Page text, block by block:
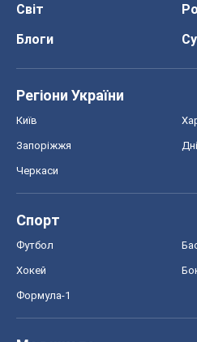
Світ
Блоги
Регіони України
Київ
Запоріжжя
Черкаси
Спорт
Футбол
Хокей
Формула-1